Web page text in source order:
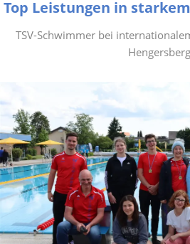
Top Leistungen in
TSV-Schwimmer bei
Hengersberg